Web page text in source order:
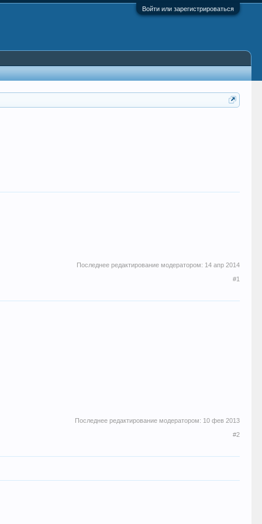
Войти или зарегистрироваться
Последнее редактирование модератором: 14 апр 2014
#1
Последнее редактирование модератором: 10 фев 2013
#2